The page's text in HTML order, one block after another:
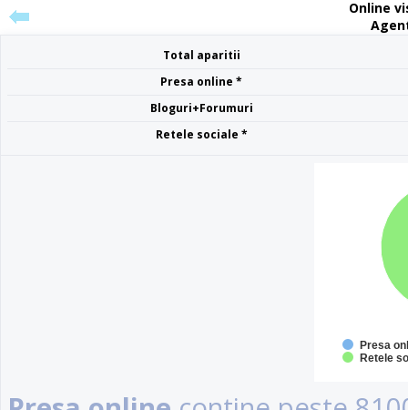
Online
Total aparitii
Presa online *
Bloguri+Forumuri
Retele sociale *
Presa
Retele